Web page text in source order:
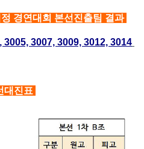
경연대회 본선진출팀 결과
3005, 3007, 3009, 3012, 3014
대진표